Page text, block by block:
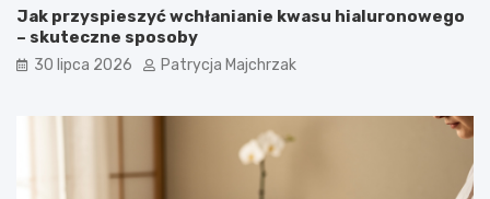
Jak przyspieszyć wchłanianie kwasu hialuronowego
– skuteczne sposoby
30 lipca 2026 Patrycja Majchrzak